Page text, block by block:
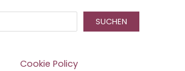
SUCHEN
Cookie Policy